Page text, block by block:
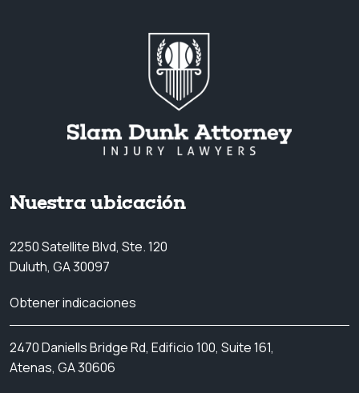
Nuestra ubicación
2250 Satellite Blvd, Ste. 120
Duluth, GA 30097
Obtener indicaciones
2470 Daniells Bridge Rd, Edificio 100, Suite 161,
Atenas, GA 30606